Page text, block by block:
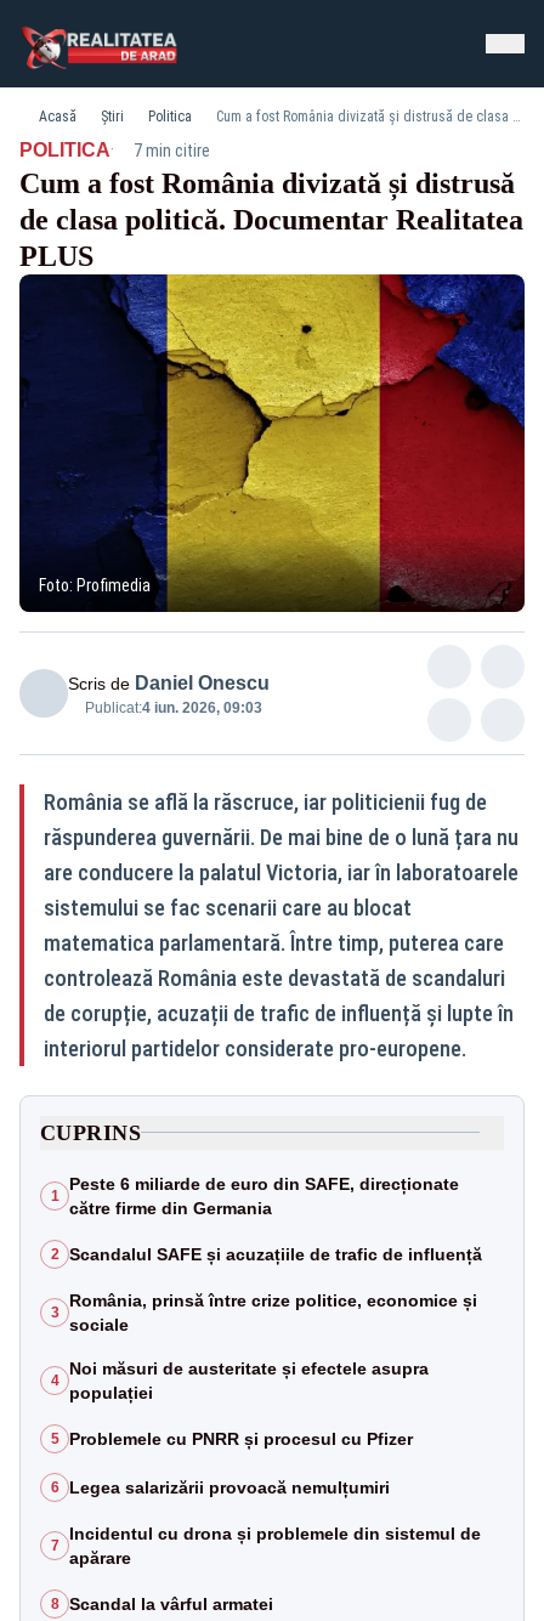
Acasă Știri Politica Cum a fost România divizată și distrusă de clasa politică. Documentar Realitatea PLUS
POLITICA· 7 min citire
Cum a fost România divizată și distrusă
de clasa politică. Documentar Realitatea
PLUS
Foto: Profimedia
Scris de Daniel Onescu
Publicat:4 iun. 2026, 09:03
România se află la răscruce, iar politicienii fug de
răspunderea guvernării. De mai bine de o lună țara nu
are conducere la palatul Victoria, iar în laboratoarele
sistemului se fac scenarii care au blocat
matematica parlamentară. Între timp, puterea care
controlează România este devastată de scandaluri
de corupție, acuzații de trafic de influență și lupte în
interiorul partidelor considerate pro-europene.
CUPRINS
1
Peste 6 miliarde de euro din SAFE, direcționate
către firme din Germania
2 Scandalul SAFE și acuzațiile de trafic de influență
3
România, prinsă între crize politice, economice și
sociale
4
Noi măsuri de austeritate și efectele asupra
populației
5 Problemele cu PNRR și procesul cu Pfizer
6 Legea salarizării provoacă nemulțumiri
7
Incidentul cu drona și problemele din sistemul de
apărare
8 Scandal la vârful armatei